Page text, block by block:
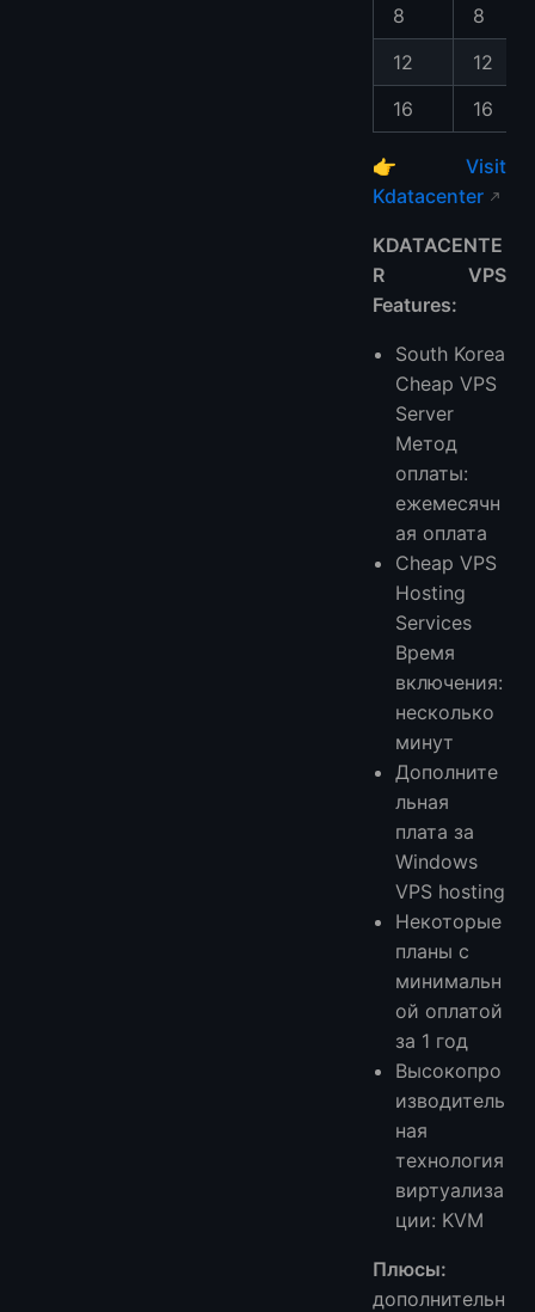
8
8
12
12
16
16
👉 Visit
Kdatacenter
KDATACENTE
R VPS
Features:
South Korea
Cheap VPS
Server
Метод
оплаты:
ежемесячн
ая оплата
Cheap VPS
Hosting
Services
Время
включения:
несколько
минут
Дополните
льная
плата за
Windows
VPS hosting
Некоторые
планы с
минимальн
ой оплатой
за 1 год
Высокопро
изводитель
ная
технология
виртуализа
ции: KVM
Плюсы:
дополнительн